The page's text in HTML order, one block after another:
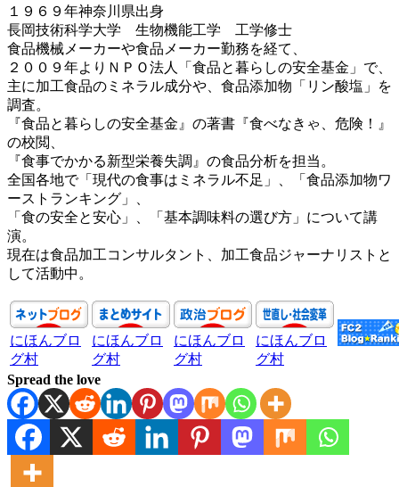
１９６９年神奈川県出身
長岡技術科学大学 生物機能工学 工学修士
食品機械メーカーや食品メーカー勤務を経て、
２００９年よりＮＰＯ法人「食品と暮らしの安全基金」で、
主に加工食品のミネラル成分や、食品添加物「リン酸塩」を
調査。
『食品と暮らしの安全基金』の著書『食べなきゃ、危険！』
の校閲、
『食事でかかる新型栄養失調』の食品分析を担当。
全国各地で「現代の食事はミネラル不足」、「食品添加物ワ
ーストランキング」、
「食の安全と安心」、「基本調味料の選び方」について講
演。
現在は食品加工コンサルタント、加工食品ジャーナリストと
して活動中。
にほんブロ
グ村
にほんブロ
グ村
にほんブロ
グ村
にほんブロ
グ村
Spread the love